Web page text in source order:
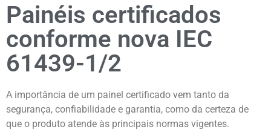
Painéis certificados
conforme nova IEC
61439-1/2
A importância de um painel certificado vem tanto da
segurança, confiabilidade e garantia, como da certeza de
que o produto atende às principais normas vigentes.